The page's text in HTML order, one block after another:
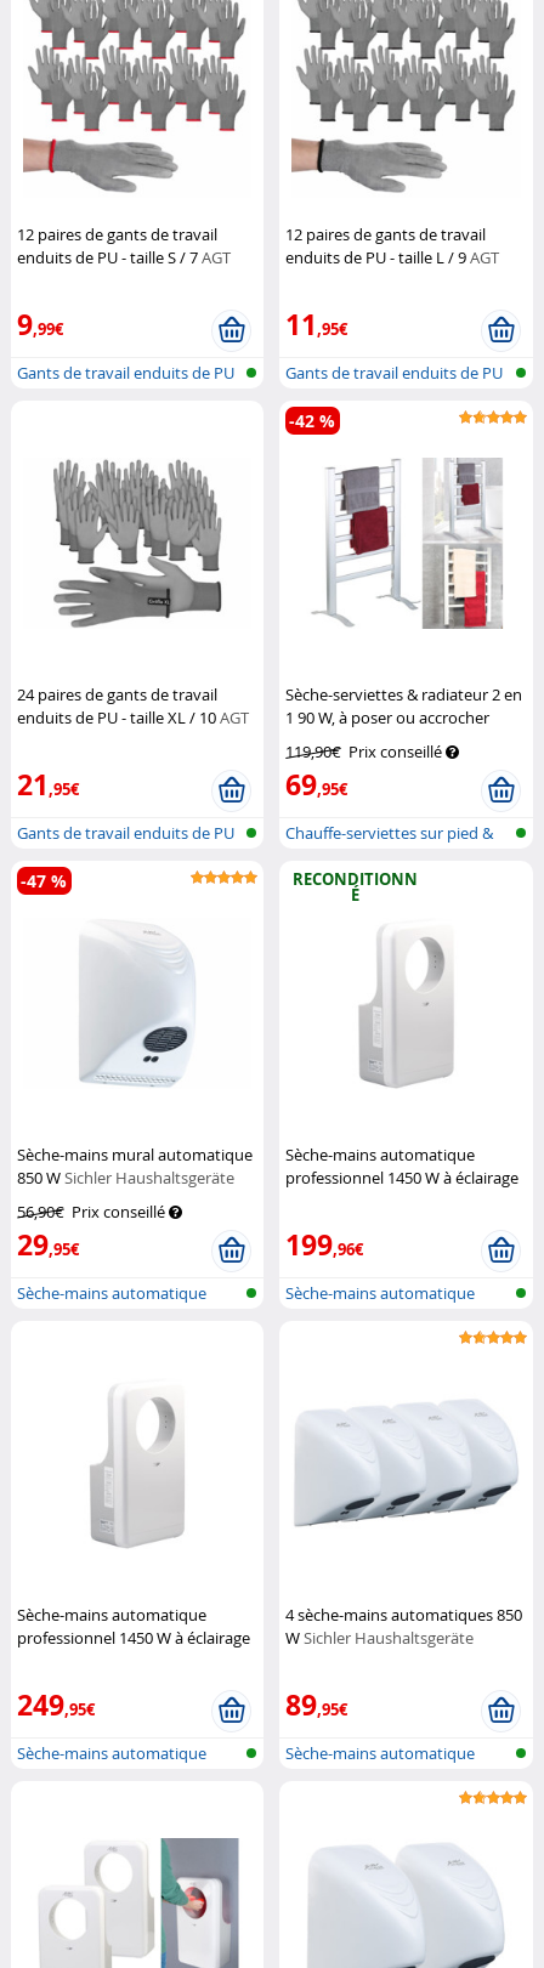
12 paires de gants de travail
enduits de PU - taille S / 7AGT
9,99€
Gants de travail enduits de PU
12 paires de gants de travail
enduits de PU - taille L / 9AGT
11,95€
Gants de travail enduits de PU
(pol...
24 paires de gants de travail
enduits de PU - taille XL / 10AGT
21,95€
Gants de travail enduits de PU
(pol...
Sèche-serviettes & radiateur 2 en
1 90 W, à poser ou accrocher
Sichler Haushaltsgeräte
119,90€ Prix conseillé
69,95€
-42 %
Chauffe-serviettes sur pied &
Sèche-mains mural automatique
850 WSichler Haushaltsgeräte
56,90€ Prix conseillé
29,95€
-47 %
Sèche-mains automatique
RECONDITIONN
É
Sèche-mains automatique
professionnel 1450 W à éclairage
199,96€
Sèche-mains automatique
Sèche-mains automatique
professionnel 1450 W à éclairage
249,95€
Sèche-mains automatique
4 sèche-mains automatiques 850
WSichler Haushaltsgeräte
89,95€
Sèche-mains automatique